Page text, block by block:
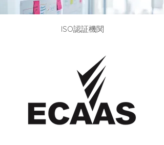
ISO認証機関